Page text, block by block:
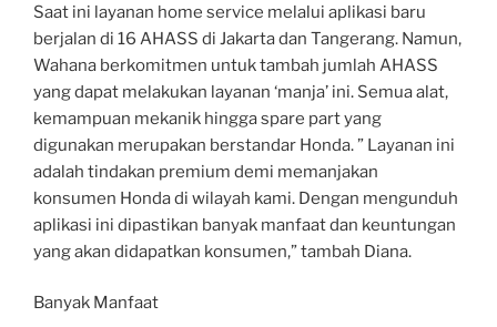
Saat ini layanan home service melalui aplikasi baru
berjalan di 16 AHASS di Jakarta dan Tangerang. Namun,
Wahana berkomitmen untuk tambah jumlah AHASS
yang dapat melakukan layanan ‘manja’ ini. Semua alat,
kemampuan mekanik hingga spare part yang
digunakan merupakan berstandar Honda. ” Layanan ini
adalah tindakan premium demi memanjakan
konsumen Honda di wilayah kami. Dengan mengunduh
aplikasi ini dipastikan banyak manfaat dan keuntungan
yang akan didapatkan konsumen,” tambah Diana.
Banyak Manfaat